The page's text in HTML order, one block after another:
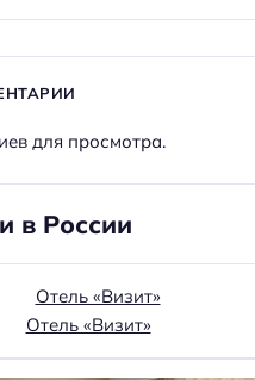
для просмотра.
в России
Отель «Визит»